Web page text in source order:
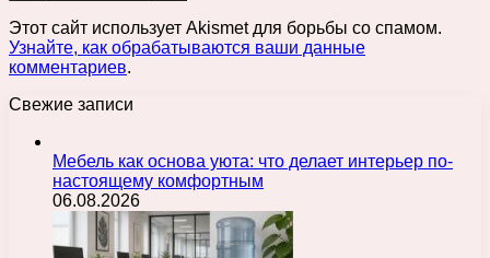
Этот сайт использует Akismet для борьбы со спамом.
Узнайте, как обрабатываются ваши данные
комментариев.
Свежие записи
Мебель как основа уюта: что делает интерьер по-
настоящему комфортным
06.08.2026